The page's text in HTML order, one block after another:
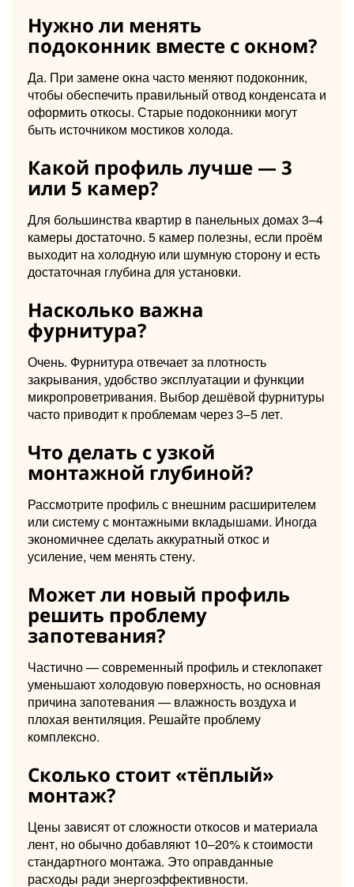
Нужно ли менять
подоконник вместе с окном?
Да. При замене окна часто меняют подоконник,
чтобы обеспечить правильный отвод конденсата и
оформить откосы. Старые подоконники могут
быть источником мостиков холода.
Какой профиль лучше — 3
или 5 камер?
Для большинства квартир в панельных домах 3–4
камеры достаточно. 5 камер полезны, если проём
выходит на холодную или шумную сторону и есть
достаточная глубина для установки.
Насколько важна
фурнитура?
Очень. Фурнитура отвечает за плотность
закрывания, удобство эксплуатации и функции
микропроветривания. Выбор дешёвой фурнитуры
часто приводит к проблемам через 3–5 лет.
Что делать с узкой
монтажной глубиной?
Рассмотрите профиль с внешним расширителем
или систему с монтажными вкладышами. Иногда
экономичнее сделать аккуратный откос и
усиление, чем менять стену.
Может ли новый профиль
решить проблему
запотевания?
Частично — современный профиль и стеклопакет
уменьшают холодовую поверхность, но основная
причина запотевания — влажность воздуха и
плохая вентиляция. Решайте проблему
комплексно.
Сколько стоит «тёплый»
монтаж?
Цены зависят от сложности откосов и материала
лент, но обычно добавляют 10–20% к стоимости
стандартного монтажа. Это оправданные
расходы ради энергоэффективности.